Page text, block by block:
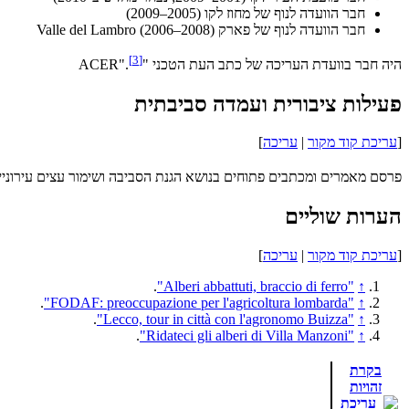
חבר הוועדה לנוף של מחוז לקו (2005–2009)
חבר הוועדה לנוף של פארק Valle del Lambro (2006–2008)
היה חבר בוועדת העריכה של כתב העת הטכני "ACER". [3]
פעילות ציבורית ועמדה סביבתית
[עריכת קוד מקור עריכה]
פרסם מאמרים ומכתבים פתוחים בנושא הגנת הסביבה ושימור עצים
הערות שוליים
[עריכת קוד מקור | עריכה]
↑
"Alberi abbattuti, braccio di ferro"
.
↑
"FODAF: preoccupazione per l'agricoltura lombarda"
.
↑
"Lecco, tour in città con l'agronomo Buizza"
.
↑
"Ridateci gli alberi di Villa Manzoni"
.
בקרת
זהויות